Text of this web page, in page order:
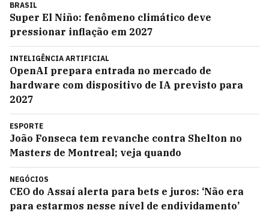
BRASIL
Super El Niño: fenômeno climático deve
pressionar inflação em 2027
INTELIGÊNCIA ARTIFICIAL
OpenAI prepara entrada no mercado de
hardware com dispositivo de IA previsto para
2027
ESPORTE
João Fonseca tem revanche contra Shelton no
Masters de Montreal; veja quando
NEGÓCIOS
CEO do Assaí alerta para bets e juros: ‘Não era
para estarmos nesse nível de endividamento’